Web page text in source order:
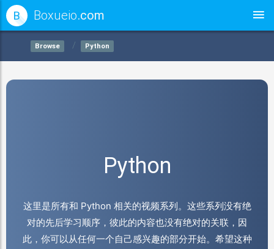
B Boxueio.com
Browse Python
Python
这里是所有和 Python 相关的视频系列。这些系列没有绝
对的先后学习顺序，彼此的内容也没有绝对的关联，因
此，你可以从任何一个自己感兴趣的部分开始。希望这种